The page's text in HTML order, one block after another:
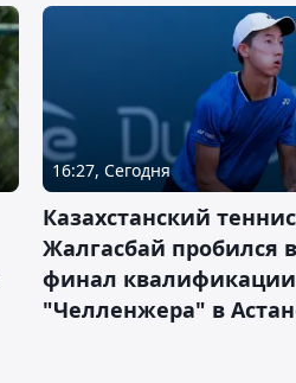
16:27, Сегодня
Казахстанский
Жалгасбай пробился в
финал квалификации
"Челленжера" в